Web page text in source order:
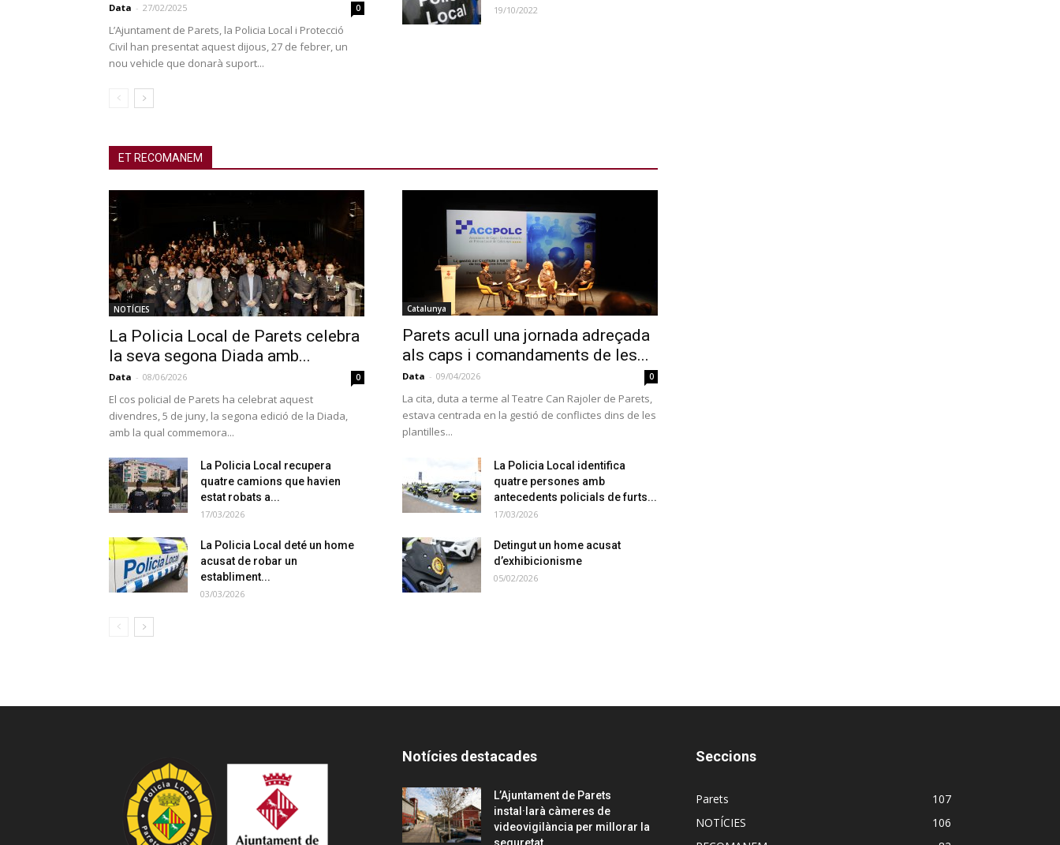
Data - 27/02/2025 0
L’Ajuntament de Parets, la Policia Local i Protecció
Civil han presentat aquest dijous, 27 de febrer, un
nou vehicle que donarà suport...
19/10/2022
ET RECOMANEM
NOTÍCIES
La Policia Local de Parets celebra
la seva segona Diada amb...
Data - 08/06/2026 0
El cos policial de Parets ha celebrat aquest
divendres, 5 de juny, la segona edició de la Diada,
amb la qual commemora...
Catalunya
Parets acull una jornada adreçada
als caps i comandaments de les...
Data - 09/04/2026 0
La cita, duta a terme al Teatre Can Rajoler de Parets,
estava centrada en la gestió de conflictes dins de les
plantilles...
La Policia Local recupera
quatre camions que havien
estat robats a...
17/03/2026
La Policia Local identifica
quatre persones amb
antecedents policials de furts...
17/03/2026
La Policia Local deté un home
acusat de robar un
establiment...
03/03/2026
Detingut un home acusat
d’exhibicionisme
05/02/2026
Notícies destacades
L’Ajuntament de Parets
instal·larà càmeres de
videovigilància per millorar la
Seccions
Parets
107
NOTÍCIES
106